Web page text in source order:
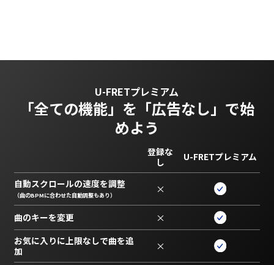
U-FRETプレミアム
「全ての機能」を 「広告なし」で始
めよう
登録な
し
U-FRETプレミアム
自動スクロールの速度を調整
（曲のBPMに合わせた自動調整もあり） ×
曲のキーを変更 ×
お気に入りに上限なしで曲を追
加
×